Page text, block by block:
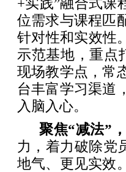
位需求与课程匹
针对性和实效性
示范基地，重点
现场教学点，常
台丰富学习渠道
入脑入心。
聚焦“减法”
力，着力破除党
地气、更见实效